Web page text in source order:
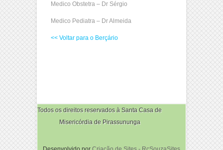
Medico Obstetra – Dr Sérgio
Medico Pediatra – Dr Almeida
<< Voltar para o Berçário
Todos os direitos reservados à Santa Casa de
Misericórdia de Pirassununga